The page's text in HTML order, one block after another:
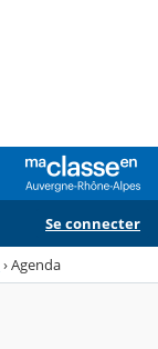
Se connecter
›Agenda